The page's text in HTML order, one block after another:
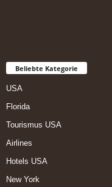
Beliebte Kategorie
USA
Florida
Tourismus USA
Airlines
Hotels USA
New York